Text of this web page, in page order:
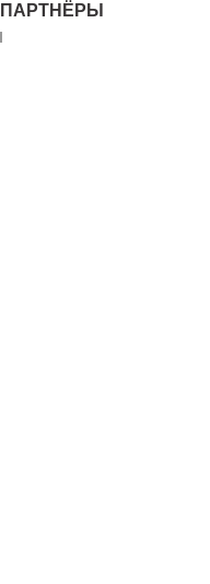
ПАРТНЁРЫ